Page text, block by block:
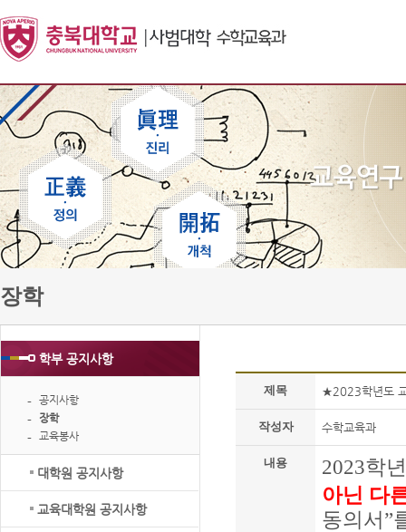
학부 공지사항
공지사항
장학
교육봉사
대학원 공지사항
교육대학원 공지사항
장학
제목 ★2023학년도
작성자 수학교육과
내용 2023학
아닌 다
동의서”